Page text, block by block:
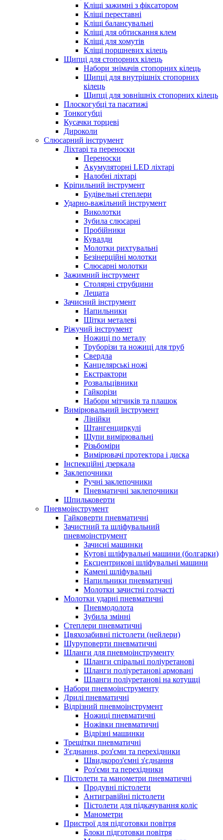
Кліщі зажимні з фіксатором
Кліщі переставні
Кліщі балансувальні
Кліщі для обтискання клем
Кліщі для хомутів
Кліщі поршневих кілець
Щипці для стопорних кілець
Набори знімачів стопорних кілець
Щипці для внутрішніх стопорних
кілець
Щипці для зовнішніх стопорних кілець
Плоскогубці та пасатижі
Тонкогубці
Кусачки торцеві
Дироколи
Слюсарний інструмент
Ліхтарі та переноски
Переноски
Акумуляторні LED ліхтарі
Налобні ліхтарі
Кріпильний інструмент
Будівельні степлери
Ударно-важільний інструмент
Виколотки
Зубила слюсарні
Пробійники
Кувалди
Молотки рихтувальні
Безінерційні молотки
Слюсарні молотки
Зажимний інструмент
Столярні струбцини
Лещата
Зачисний інструмент
Напильники
Щітки металеві
Ріжучий інструмент
Ножиці по металу
Труборізи та ножиці для труб
Свердла
Канцелярські ножі
Екстрактори
Розвальцівники
Гайкорізи
Набори мітчиків та плашок
Вимірювальний інструмент
Лінійки
Штангенциркулі
Щупи вимірювальні
Різьбоміри
Вимірювачі протектора і диска
Інспекційні дзеркала
Заклепочники
Ручні заклепочники
Пневматичні заклепочники
Шпильковерти
Пневмоінструмент
Гайковерти пневматичні
Зачистний та шліфувальний
пневмоінструмент
Зачисні машинки
Кутові шліфувальні машини (болгарки)
Ексцентрикові шліфувальні машини
Камені шліфувальні
Напильники пневматичні
Молотки зачистні голчасті
Молотки ударні пневматичні
Пневмодолота
Зубила змінні
Степлери пневматичні
Цвяхозабивні пістолети (нейлери)
Шуруповерти пневматичні
Шланги для пневмоінструменту
Шланги спіральні поліуретанові
Шланги поліуретанові армовані
Шланги поліуретанові на котушці
Набори пневмоінструменту
Дрилі пневматичні
Відрізний пневмоінструмент
Ножиці пневматичні
Ножівки пневматичні
Відрізні машинки
Трещітки пневматичні
З'єднання, роз'єми та перехідники
Швидкороз'ємні з'єднання
Роз'єми та перехідники
Пістолети та манометри пневматичні
Продувні пістолети
Антигравійні пістолети
Пістолети для підкачування коліс
Манометри
Пристрої для підготовки повітря
Блоки підготовки повітря